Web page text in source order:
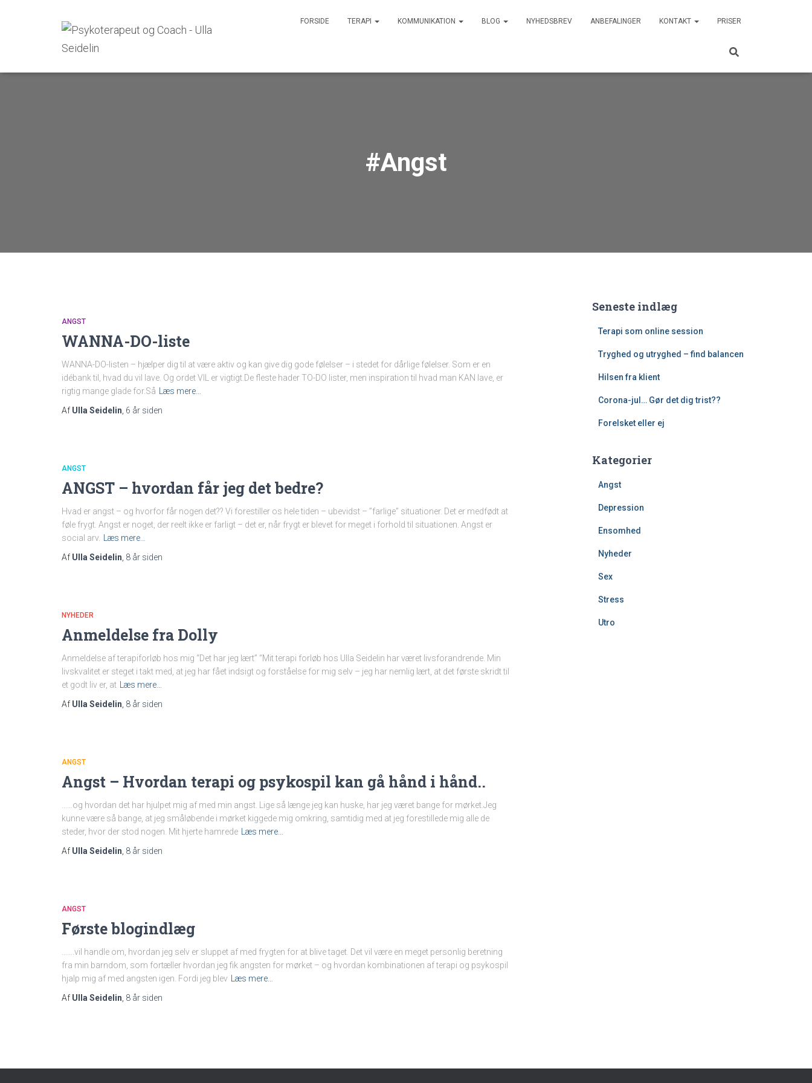
FORSIDE TERAPI KOMMUNIKATION BLOG NYHEDSBREV ANBEFALINGER KONTAKT PRISER
#Angst
ANGST
WANNA-DO-liste
WANNA-DO-listen – hjælper dig til at være aktiv og kan give dig gode følelser – i stedet for dårlige følelser. Som er en
idébank til, hvad du vil lave. Og ordet VIL er vigtigt.De fleste hader TO-DO lister, men inspiration til hvad man KAN lave, er
rigtig mange glade for.Så
Læs mere…
Af Ulla Seidelin 6 år siden
ANGST
ANGST – hvordan får jeg det bedre?
Hvad er angst – og hvorfor får nogen det?? Vi forestiller os hele tiden – ubevidst – ”farlige” situationer. Det er medfødt at
føle frygt. Angst er noget, der reelt ikke er farligt – det er, når frygt er blevet for meget i forhold til situationen. Angst er
social arv.
Læs mere…
Af Ulla Seidelin 8 år siden
NYHEDER
Anmeldelse fra Dolly
Anmeldelse af terapiforløb hos mig “Det har jeg lært” “Mit terapi forløb hos Ulla Seidelin har været livsforandrende. Min
livskvalitet er steget i takt med, at jeg har fået indsigt og forståelse for mig selv – jeg har nemlig lært, at det første skridt til
et godt liv er, at
Læs mere…
Af Ulla Seidelin 8 år siden
ANGST
Angst – Hvordan terapi og psykospil kan gå hånd i hånd..
……og hvordan det har hjulpet mig af med min angst. Lige så længe jeg kan huske, har jeg været bange for mørket.Jeg
kunne være så bange, at jeg småløbende i mørket kiggede mig omkring, samtidig med at jeg forestillede mig alle de
steder, hvor der stod nogen. Mit hjerte hamrede
Læs mere…
Af Ulla Seidelin 8 år siden
ANGST
Første blogindlæg
…….vil handle om, hvordan jeg selv er sluppet af med frygten for at blive taget. Det vil være en meget personlig beretning
fra min barndom, som fortæller hvordan jeg fik angsten for mørket – og hvordan kombinationen af terapi og psykospil
hjalp mig af med angsten igen. Fordi jeg blev
Læs mere…
Af Ulla Seidelin 8 år siden
Seneste indlæg
Terapi som online session
Tryghed og utryghed – find balancen
Hilsen fra klient
Corona-jul… Gør det dig trist??
Forelsket eller ej
Kategorier
Angst
Depression
Ensomhed
Nyheder
Sex
Stress
Utro